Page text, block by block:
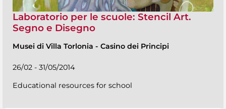
Laboratorio per le scuole: Stencil Art.
Segno e Disegno
Musei di Villa Torlonia - Casino dei Principi
26/02 - 31/05/2014
Educational resources for school